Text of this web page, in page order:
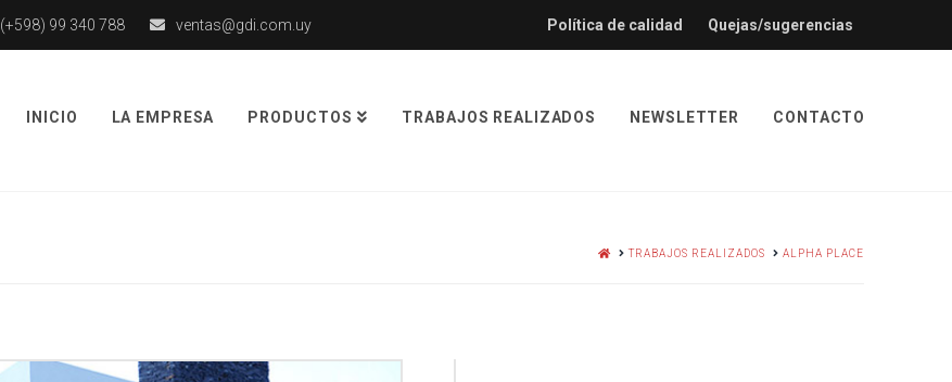
(+598) 99 340 788 ventas@gdi.com.uy Política de calidad Quejas/sugerencias
INICIO LA EMPRESA PRODUCTOS TRABAJOS REALIZADOS NEWSLETTER CONTACTO
HOMETRABAJOS REALIZADOS ALPHA PLACE